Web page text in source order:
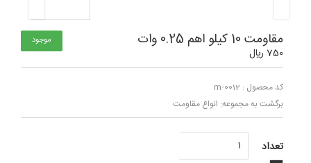
مقاومت 10 کیلو اهم 0.25 وات موجود
750 ﷼
کد محصول : m-0012
برگشت به مجموعه: انواع مقاومت